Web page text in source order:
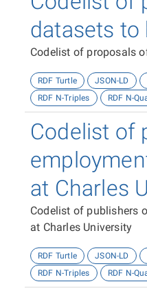
datasets to
Codelist of proposals
RDF Turtle JSON-LD
RDF N-Triples
RDF N-
Codelist of
at Charles
Codelist of publishers
at Charles University
RDF Turtle JSON-LD
RDF N-Triples
RDF N-